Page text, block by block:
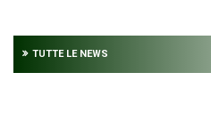
TUTTE LE NEWS